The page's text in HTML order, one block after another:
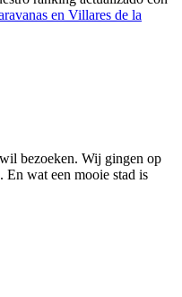
en Villares de la
bezoeken. Wij gingen op
En wat een mooie stad is